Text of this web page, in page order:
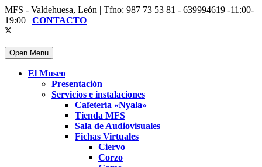
MFS - Valdehuesa, León | Tfno: 987 73 53 81 - 639994619 -11:00-
19:00 | CONTACTO
Open Menu
El Museo
Presentación
Servicios e instalaciones
Cafetería «Nyala»
Tienda MFS
Sala de Audiovisuales
Fichas Virtuales
Ciervo
Corzo